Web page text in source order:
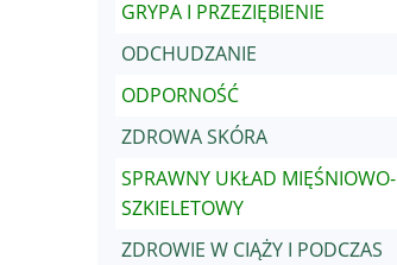
GRYPA I PRZEZIĘBIENIE
ODCHUDZANIE
ODPORNOŚĆ
ZDROWA SKÓRA
SPRAWNY UKŁAD MIĘŚNIOWO-
SZKIELETOWY
ZDROWIE W CIĄŻY I PODCZAS